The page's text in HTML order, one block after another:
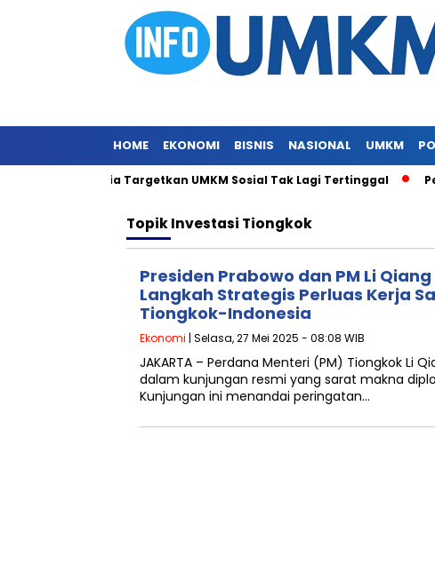
HOME EKONOMI BISNIS NASIONAL UMKM
DBS Indonesia Targetkan UMKM Sosial Tak Lagi Tertinggal
TopikInvestasi Tiongkok
Presiden Prabowo dan PM Li
Langkah Strategis Perluas Kerja
Tiongkok-Indonesia
Ekonomi | Selasa, 27 Mei 2025 - 08:08 WIB
JAKARTA – Perdana Menteri (PM) Tiongkok Li
dalam kunjungan resmi yang sarat makna
Kunjungan ini menandai peringatan…